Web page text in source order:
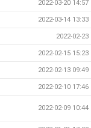
2022-03-20 14:57
2022-03-14 13:33
2022-02-23
2022-02-15 15:23
2022-02-13 09:49
2022-02-10 17:46
2022-02-09 10:44